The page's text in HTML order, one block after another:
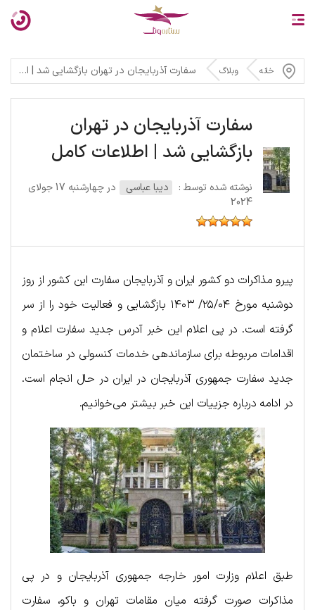
خانه وبلاگ سفارت آذربایجان در تهران بازگشایی شد | اطلاعات کامل
سفارت آذربایجان در تهران
بازگشایی شد | اطلاعات کامل
نوشته شده توسط : دیبا عباسی
در چهارشنبه 17 جولای
2024
پیرو مذاکرات دو کشور ایران و آذربایجان سفارت این کشور از روز
دوشنبه مورخ ۲۵/۰۴/ ۱۴۰۳ بازگشایی و فعالیت خود را از سر
گرفته است. در پی اعلام این خبر آدرس جدید سفارت اعلام و
اقدامات مربوطه برای سازماندهی خدمات کنسولی در ساختمان
جدید سفارت جمهوری آذربایجان در ایران در حال انجام است.
در ادامه درباره جزییات این خبر بیشتر می‌خوانیم.
طبق اعلام وزارت امور خارجه جمهوری آذربایجان و در پی
مذاکرات صورت گرفته میان مقامات تهران و باکو، سفارت